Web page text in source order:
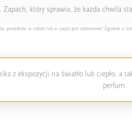
który sprawia, że każda chwila
produktów w całości lub w części jest zabronione! Zgodnie z
z ekspozycji na światło lub ciepło, a
perfum.